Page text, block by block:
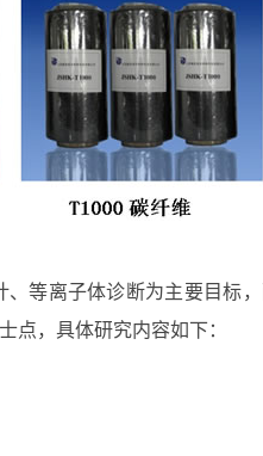
等离子体诊断为主要目标，
点，具体研究内容如下：